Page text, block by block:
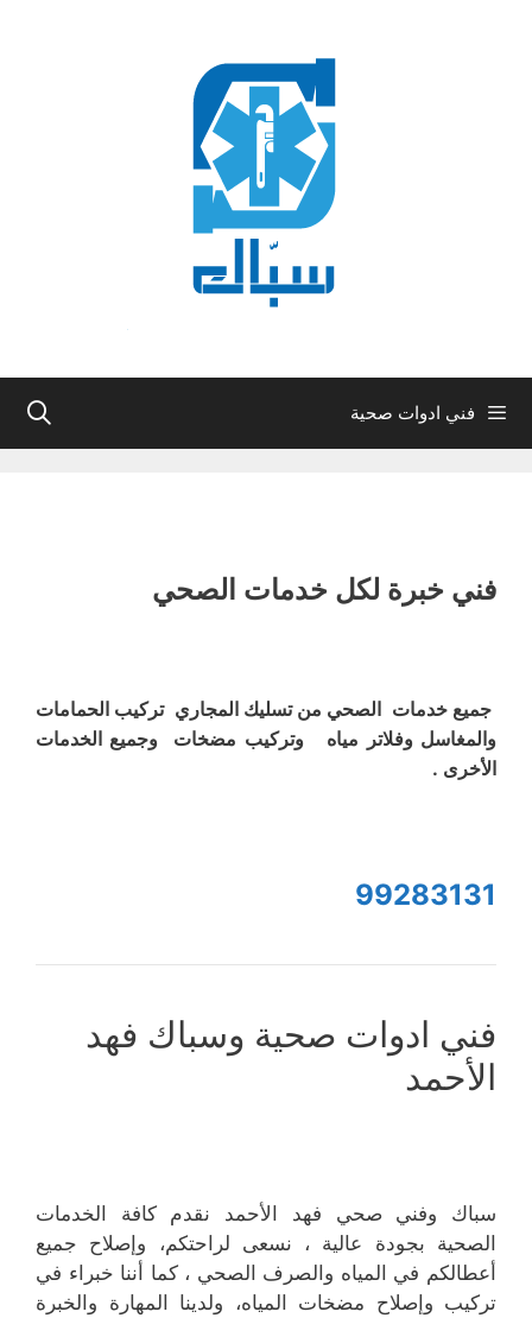
فني ادوات صحية
فني خبرة لكل خدمات الصحي
جميع خدمات الصحي من تسليك المجاري تركيب الحمامات
والمغاسل وفلاتر مياه وتركيب مضخات وجميع الخدمات
الأخرى .
99283131
فني ادوات صحية وسباك فهد
الأحمد
سباك وفني صحي فهد الأحمد نقدم كافة الخدمات
الصحية بجودة عالية ، نسعى لراحتكم، وإصلاح جميع
أعطالكم في المياه والصرف الصحي ، كما أننا خبراء في
تركيب وإصلاح مضخات المياه، ولدينا المهارة والخبرة